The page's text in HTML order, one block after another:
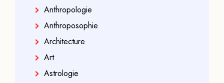
Anthropologie
Anthroposophie
Architecture
Art
Astrologie